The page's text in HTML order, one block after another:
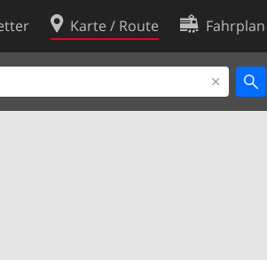
Karte / Route Fahrplan
Cookie-
Cookie-